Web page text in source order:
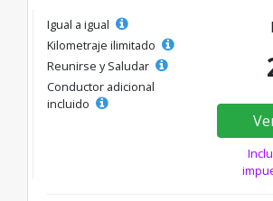
Igual a igual
Kilometraje ilimitado
Reunirse y Saludar
Conductor adicional
incluido